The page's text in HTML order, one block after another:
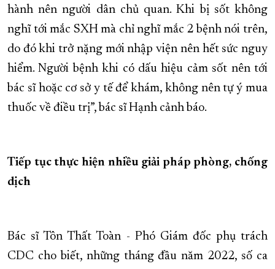
hành nên người dân chủ quan. Khi bị sốt không
nghĩ tới mắc SXH mà chỉ nghĩ mắc 2 bệnh nói trên,
do đó khi trở nặng mới nhập viện nên hết sức nguy
hiểm. Người bệnh khi có dấu hiệu cảm sốt nên tới
bác sĩ hoặc cơ sở y tế để khám, không nên tự ý mua
thuốc về điều trị”, bác sĩ Hạnh cảnh báo.
Tiếp tục thực hiện nhiều giải pháp phòng, chống
dịch
Bác sĩ Tôn Thất Toàn - Phó Giám đốc phụ trách
CDC cho biết, những tháng đầu năm 2022, số ca